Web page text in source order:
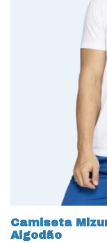
Camiseta
Algodão